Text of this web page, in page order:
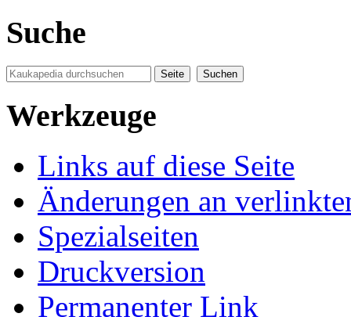
Suche
Werkzeuge
Links auf diese Seite
Änderungen an
Spezialseiten
Druckversion
Permanenter Link